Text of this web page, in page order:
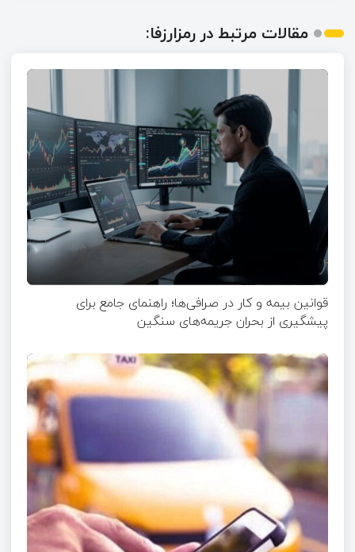
مقالات مرتبط در رمزارزفا:
قوانین بیمه و کار در صرافی‌ها؛ راهنمای جامع برای
پیشگیری از بحران جریمه‌های سنگین